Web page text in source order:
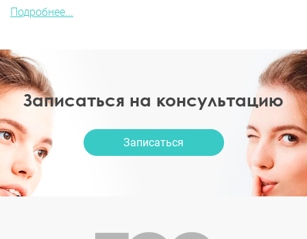
Подробнее...
Записаться на консультацию
Записаться